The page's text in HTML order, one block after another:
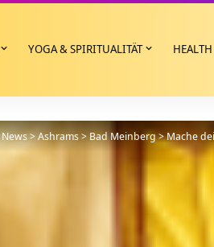
YOGA & SPIRITUALITÄT
News>Ashrams>Bad Meinberg>Mache